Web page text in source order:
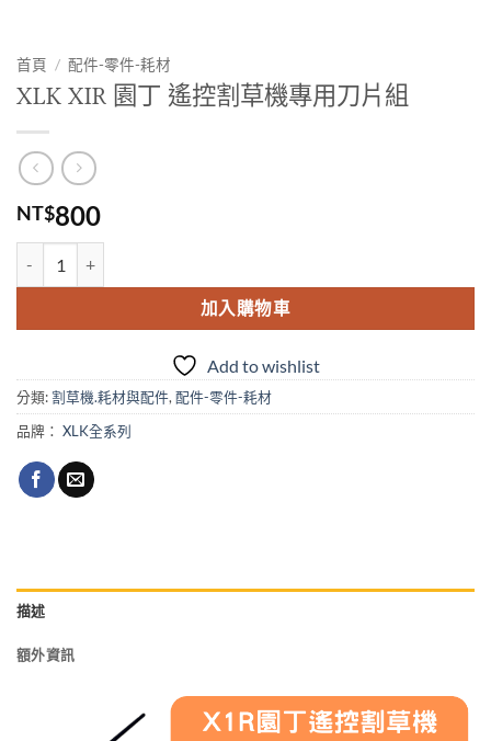
首頁 / 配件-零件-耗材
XLK XIR 園丁 遙控割草機專用刀片組
NT$800
加入購物車
Add to wishlist
分類: 割草機.耗材與配件,配件-零件-耗材
品牌： XLK全系列
描述
額外資訊